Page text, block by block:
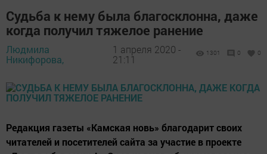
Судьба к нему была благосклонна, даже
когда получил тяжелое ранение
Людмила
Никифорова,
1 апреля 2020 -
21:11
1301 0 0
Редакция газеты «Камская новь» благодарит своих
читателей и посетителей сайта за участие в проекте